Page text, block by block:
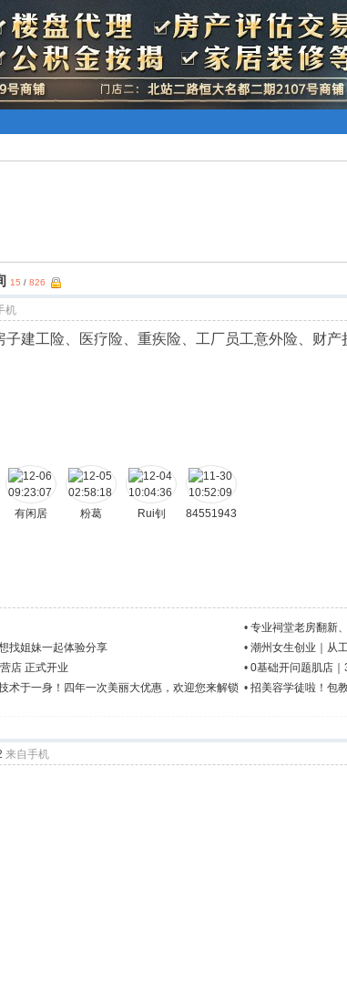
15 / 826
机
建工险、医疗险、重疾险、工厂员工意外险、财
有闲居 粉葛 Rui钊
84551943
• 专业祠堂老房翻新
找姐妹一起体验分享 • 潮州女生创业｜从
店 正式开业 • 0基础开问题肌店
术于一身！四年一次美丽大优惠，欢迎您来解锁 • 招美容学徒啦！包
来自手机